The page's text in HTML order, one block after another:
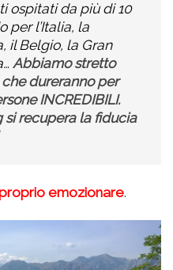
ospitati da più di 10
per l’Italia, la
il Belgio, la Gran
Abbiamo stretto
dureranno per
INCREDIBILI.
si recupera la fiducia
emozionare.